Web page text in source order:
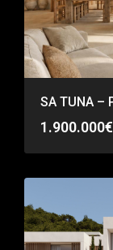
1.900.000€